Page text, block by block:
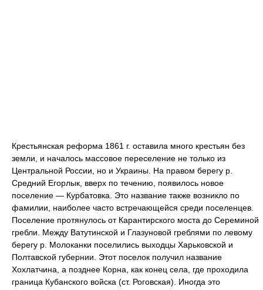
Крестьянская реформа 1861 г. оставила много крестьян без
земли, и началось массовое переселение не только из
Центральной России, но и Украины. На правом берегу р.
Средний Егорлык, вверх по течению, появилось новое
поселение — Курбатовка. Это название также возникло по
фамилии, наиболее часто встречающейся среди поселенцев.
Поселение протянулось от Карантирского моста до Сереминой
гребли. Между Ватутинской и Глазуновой греблями по левому
берегу р. Молоканки поселились выходцы Харьковской и
Полтавской губернии. Этот поселок получил название
Хохлатчина, а позднее Корна, как конец села, где проходила
граница Кубанского войска (ст. Роговская). Иногда это